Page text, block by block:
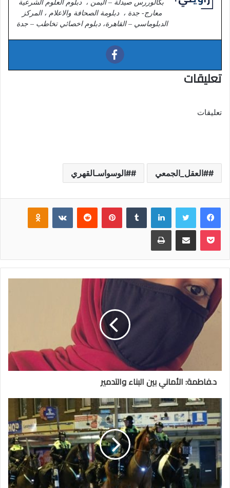
بكالوررس صيدلة – اليمن ، دبلوم العلوم الشرعية
معارج- جدة ، دبلومة الصحافة والاعلام ، المركز
الدبلوماسي – القاهرة، دبلوم اخصائي تخاطب – جدة
تعليقات
تعليقات
#العقل_الجمعي #الوسواسـالقهري
فيسبوك لينكدإن بينتيريست
بوكيت
د.فاطمة: الأماني بين البناء والتدمير